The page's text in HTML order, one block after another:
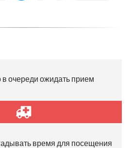
очереди ожидать прием
время для посещения